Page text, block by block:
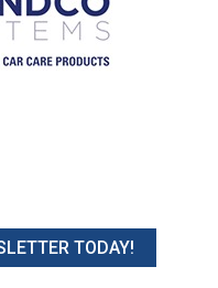
TODAY!